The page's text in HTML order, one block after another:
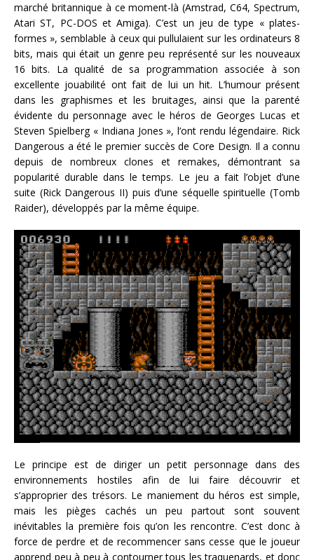
marché britannique à ce moment-là (Amstrad, C64, Spectrum,
Atari ST, PC-DOS et Amiga). C’est un jeu de type « plates-
formes », semblable à ceux qui pullulaient sur les ordinateurs 8
bits, mais qui était un genre peu représenté sur les nouveaux
16 bits. La qualité de sa programmation associée à son
excellente jouabilité ont fait de lui un hit. L’humour présent
dans les graphismes et les bruitages, ainsi que la parenté
évidente du personnage avec le héros de Georges Lucas et
Steven Spielberg « Indiana Jones », l’ont rendu légendaire. Rick
Dangerous a été le premier succès de Core Design. Il a connu
depuis de nombreux clones et remakes, démontrant sa
popularité durable dans le temps. Le jeu a fait l’objet d’une
suite (Rick Dangerous II) puis d’une séquelle spirituelle (Tomb
Raider), développés par la même équipe.
Le principe est de diriger un petit personnage dans des
environnements hostiles afin de lui faire découvrir et
s’approprier des trésors. Le maniement du héros est simple,
mais les pièges cachés un peu partout sont souvent
inévitables la première fois qu’on les rencontre. C’est donc à
force de perdre et de recommencer sans cesse que le joueur
apprend peu à peu à contourner tous les traquenards, et donc